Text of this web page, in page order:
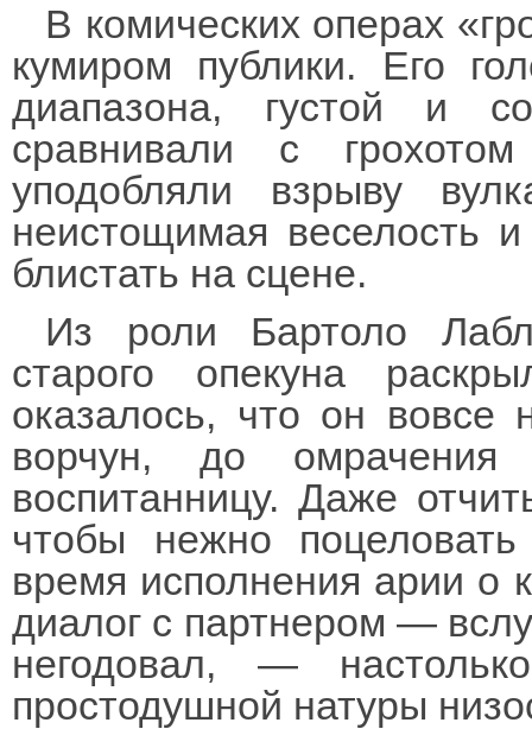
В комических операх
кумиром публики. Его
диапазона, густой и
сравнивали с
уподобляли взрыву
неистощимая веселость
блистать на сцене.
Из роли Бартоло
старого опекуна
оказалось, что он вовсе
ворчун, до
воспитанницу. Даже
чтобы нежно
время исполнения арии о
диалог с партнером —
негодовал, —
простодушной натуры